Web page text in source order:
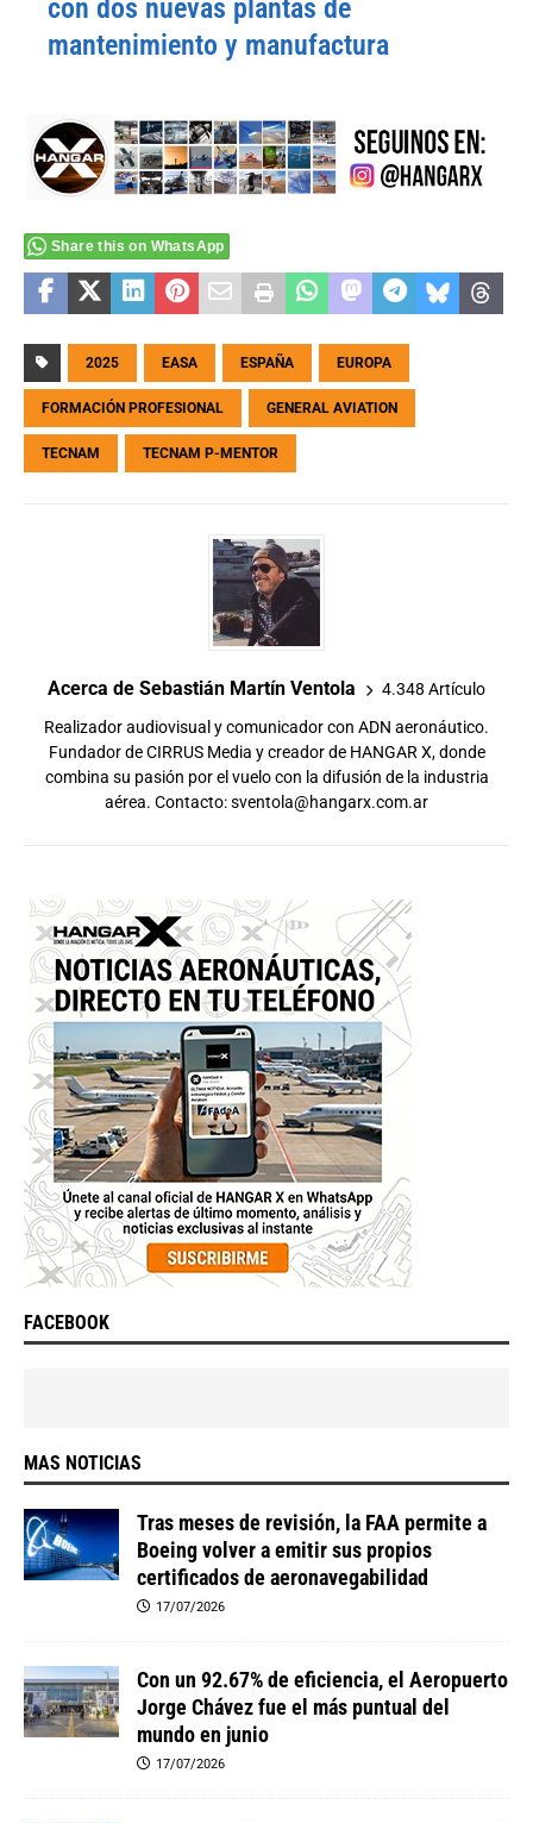
con dos nuevas plantas de
mantenimiento y manufactura
Share this on WhatsApp
2025 EASA ESPAÑA EUROPA
FORMACIÓN PROFESIONAL GENERAL AVIATION
TECNAM TECNAM P-MENTOR
Acerca de Sebastián Martín Ventola 4.348 Artículo
Realizador audiovisual y comunicador con ADN aeronáutico.
Fundador de CIRRUS Media y creador de HANGAR X, donde
combina su pasión por el vuelo con la difusión de la industria
aérea. Contacto:sventola@hangarx.com.ar
FACEBOOK
MAS NOTICIAS
Tras meses de revisión, la FAA permite a
Boeing volver a emitir sus propios
certificados de aeronavegabilidad
17/07/2026
Con un 92.67% de eficiencia, el Aeropuerto
Jorge Chávez fue el más puntual del
mundo en junio
17/07/2026